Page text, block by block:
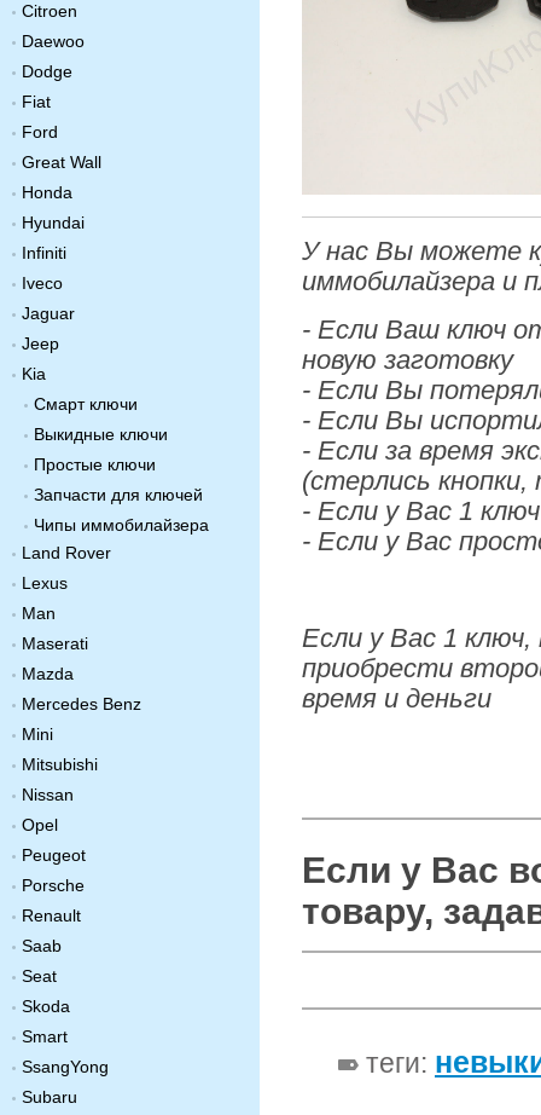
Citroen
Daewoo
Dodge
Fiat
Ford
Great Wall
Honda
Hyundai
Infiniti
Iveco
Jaguar
Jeep
Kia
Смарт ключи
Выкидные ключи
Простые ключи
Запчасти для ключей
Чипы иммобилайзера
Land Rover
Lexus
Man
Maserati
Mazda
Mercedes Benz
Mini
Mitsubishi
Nissan
Opel
Peugeot
Porsche
Renault
Saab
Seat
Skoda
Smart
SsangYong
Subaru
У нас Вы можете
иммобилайзера и
- Если Ваш ключ
новую заготовку
- Если Вы
- Если Вы
- Если за время
(стерлись
- Если у Вас 1 ключ
- Если у Вас
Если у Вас 1
приобрести
время и деньги
Если у Вас
товару,
теги: